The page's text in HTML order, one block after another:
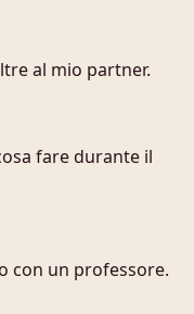
al mio partner.
fare durante il
con un professore.